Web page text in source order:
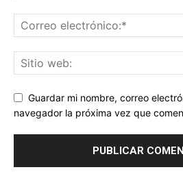
Guardar mi nombre, correo
navegador la próxima vez que